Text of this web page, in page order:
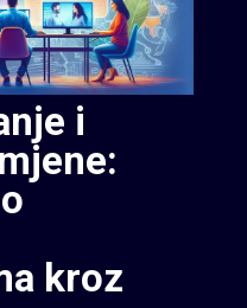
i
kroz